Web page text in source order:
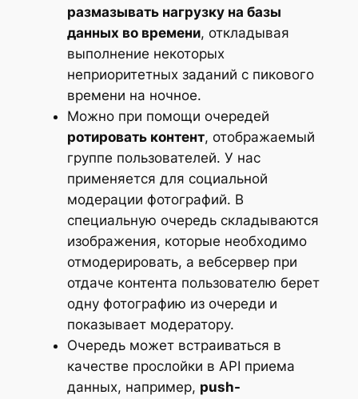
размазывать нагрузку на базы
данных во времени, откладывая
выполнение некоторых
неприоритетных заданий с пикового
времени на ночное.
Можно при помощи очередей
ротировать контент, отображаемый
группе пользователей. У нас
применяется для социальной
модерации фотографий. В
специальную очередь складываются
изображения, которые необходимо
отмодерировать, а вебсервер при
отдаче контента пользователю берет
одну фотографию из очереди и
показывает модератору.
Очередь может встраиваться в
качестве прослойки в API приема
данных, например, push-